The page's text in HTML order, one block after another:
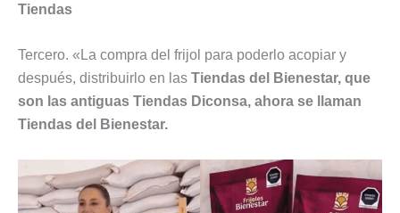
Tiendas
Tercero. «La compra del frijol para poderlo acopiar y
después, distribuirlo en las Tiendas del Bienestar, que
son las antiguas Tiendas Diconsa, ahora se llaman
Tiendas del Bienestar.